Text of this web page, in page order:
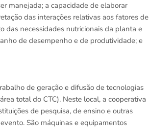
manejada; a capacidade de elaborar
das interações relativas aos fatores de
das necessidades nutricionais da planta e
de desempenho e de produtividade; e
de geração e difusão de tecnologias
total do CTC). Neste local, a cooperativa
de pesquisa, de ensino e outras
São máquinas e equipamentos